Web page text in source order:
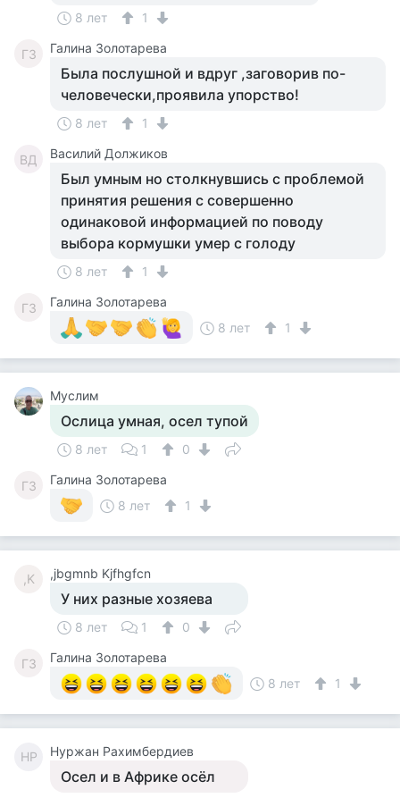
8 лет 1
ГЗ Галина Золотарева
Была послушной и вдруг ,заговорив по-
человечески,проявила упорство!
8 лет 1
ВД Василий Должиков
Был умным но столкнувшись с проблемой
принятия решения с совершенно
одинаковой информацией по поводу
выбора кормушки умер с голоду
8 лет 1
ГЗ
Галина Золотарева
8 лет
1
Муслим
Ослица умная, осел тупой
8 лет 1 0
ГЗ
Галина Золотарева
8 лет
1
,K ,jbgmnb Kjfhgfcn
У них разные хозяева
8 лет 1 0
ГЗ
Галина Золотарева
8 лет
1
НР Нуржан Рахимбердиев
Осел и в Африке осёл